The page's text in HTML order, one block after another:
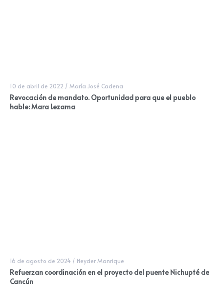
10 de abril de 2022 / María José Cadena
Revocación de mandato. Oportunidad para que el pueblo
hable: Mara Lezama
16 de agosto de 2024 / Heyder Manrique
Refuerzan coordinación en el proyecto del puente Nichupté de
Cancún